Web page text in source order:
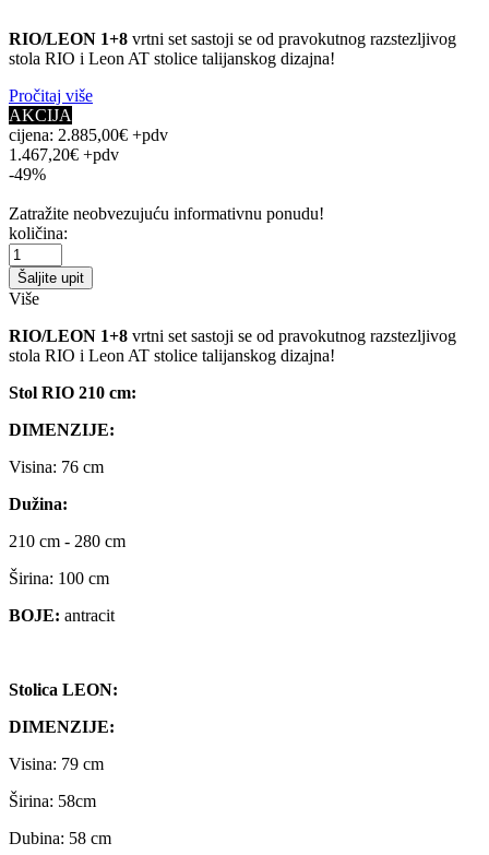
RIO/LEON 1+8 vrtni set sastoji se od pravokutnog razstezljivog
stola RIO i Leon AT stolice talijanskog dizajna!
Pročitaj više
AKCIJA
cijena: 2.885,00€ +pdv
1.467,20€ +pdv
-49%
Zatražite neobvezujuću informativnu ponudu!
količina:
Šaljite upit
Više
RIO/LEON 1+8 vrtni set sastoji se od pravokutnog razstezljivog
stola RIO i Leon AT stolice talijanskog dizajna!
Stol RIO 210 cm:
DIMENZIJE:
Visina: 76 cm
Dužina:
210 cm - 280 cm
Širina: 100 cm
BOJE: antracit
Stolica LEON:
DIMENZIJE:
Visina: 79 cm
Širina: 58cm
Dubina: 58 cm